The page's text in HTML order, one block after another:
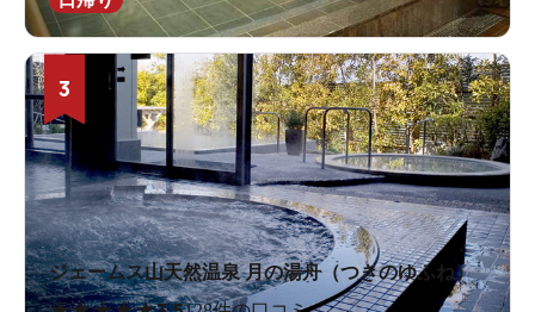
3
ジェームス山天然温泉 月の湯舟（つきのゆふね）